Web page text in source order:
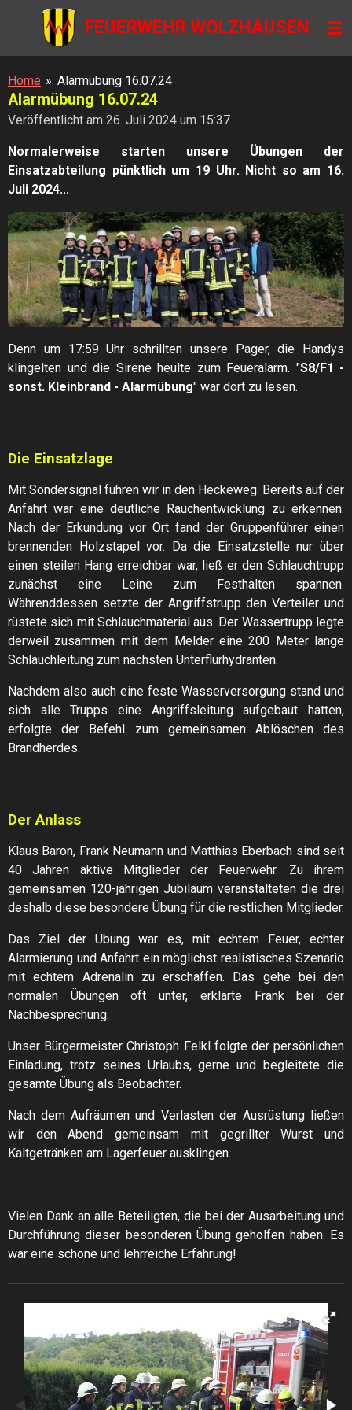
Hauptinhalt
springen
FEUERWEHR WOLZHAUSEN
Home » Alarmübung 16.07.24
Alarmübung 16.07.24
Veröffentlicht am 26. Juli 2024 um 15:37
Normalerweise starten unsere Übungen der
Einsatzabteilung pünktlich um 19 Uhr. Nicht so am 16.
Juli 2024...
Denn um 17:59 Uhr schrillten unsere Pager, die Handys
klingelten und die Sirene heulte zum Feueralarm. "S8/F1 -
sonst. Kleinbrand - Alarmübung" war dort zu lesen.
Die Einsatzlage
Mit Sondersignal fuhren wir in den Heckeweg. Bereits auf der
Anfahrt war eine deutliche Rauchentwicklung zu erkennen.
Nach der Erkundung vor Ort fand der Gruppenführer einen
brennenden Holzstapel vor. Da die Einsatzstelle nur über
einen steilen Hang erreichbar war, ließ er den Schlauchtrupp
zunächst eine Leine zum Festhalten spannen.
Währenddessen setzte der Angriffstrupp den Verteiler und
rüstete sich mit Schlauchmaterial aus. Der Wassertrupp legte
derweil zusammen mit dem Melder eine 200 Meter lange
Schlauchleitung zum nächsten Unterflurhydranten.
Nachdem also auch eine feste Wasserversorgung stand und
sich alle Trupps eine Angriffsleitung aufgebaut hatten,
erfolgte der Befehl zum gemeinsamen Ablöschen des
Brandherdes.
Der Anlass
Klaus Baron, Frank Neumann und Matthias Eberbach sind seit
40 Jahren aktive Mitglieder der Feuerwehr. Zu ihrem
gemeinsamen 120-jährigen Jubiläum veranstalteten die drei
deshalb diese besondere Übung für die restlichen Mitglieder.
Das Ziel der Übung war es, mit echtem Feuer, echter
Alarmierung und Anfahrt ein möglichst realistisches Szenario
mit echtem Adrenalin zu erschaffen. Das gehe bei den
normalen Übungen oft unter, erklärte Frank bei der
Nachbesprechung.
Unser Bürgermeister Christoph Felkl folgte der persönlichen
Einladung, trotz seines Urlaubs, gerne und begleitete die
gesamte Übung als Beobachter.
Nach dem Aufräumen und Verlasten der Ausrüstung ließen
wir den Abend gemeinsam mit gegrillter Wurst und
Kaltgetränken am Lagerfeuer ausklingen.
Vielen Dank an alle Beteiligten, die bei der Ausarbeitung und
Durchführung dieser besonderen Übung geholfen haben. Es
war eine schöne und lehrreiche Erfahrung!